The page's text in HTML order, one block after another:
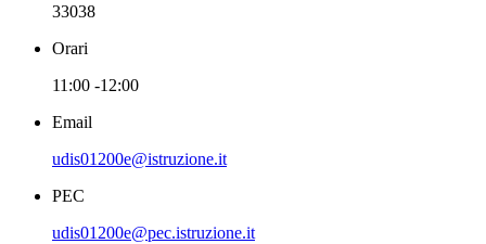
33038
Orari
11:00 -12:00
Email
udis01200e@istruzione.it
PEC
udis01200e@pec.istruzione.it